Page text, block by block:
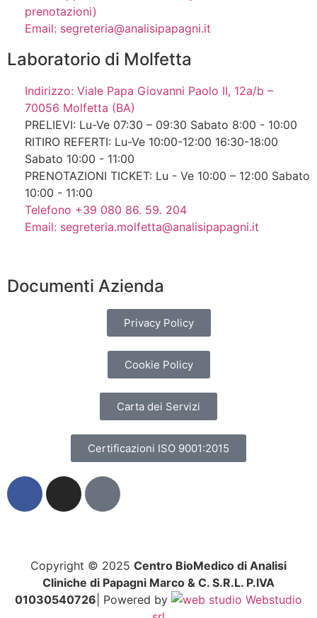
prenotazioni)
Email: segreteria@analisipapagni.it
Laboratorio di Molfetta
Indirizzo: Viale Papa Giovanni Paolo II, 12a/b –
70056 Molfetta (BA)
PRELIEVI: Lu-Ve 07:30 – 09:30 Sabato 8:00 - 10:00
RITIRO REFERTI: Lu-Ve 10:00-12:00 16:30-18:00
Sabato 10:00 - 11:00
PRENOTAZIONI TICKET: Lu - Ve 10:00 – 12:00 Sabato
10:00 - 11:00
Telefono +39 080 86. 59. 204
Email: segreteria.molfetta@analisipapagni.it
Documenti Azienda
Privacy Policy
Cookie Policy
Carta dei Servizi
Certificazioni ISO 9001:2015
Copyright © 2025 Centro BioMedico di Analisi
Cliniche di Papagni Marco & C. S.R.L. P.IVA
01030540726 | Powered by
Webstudio